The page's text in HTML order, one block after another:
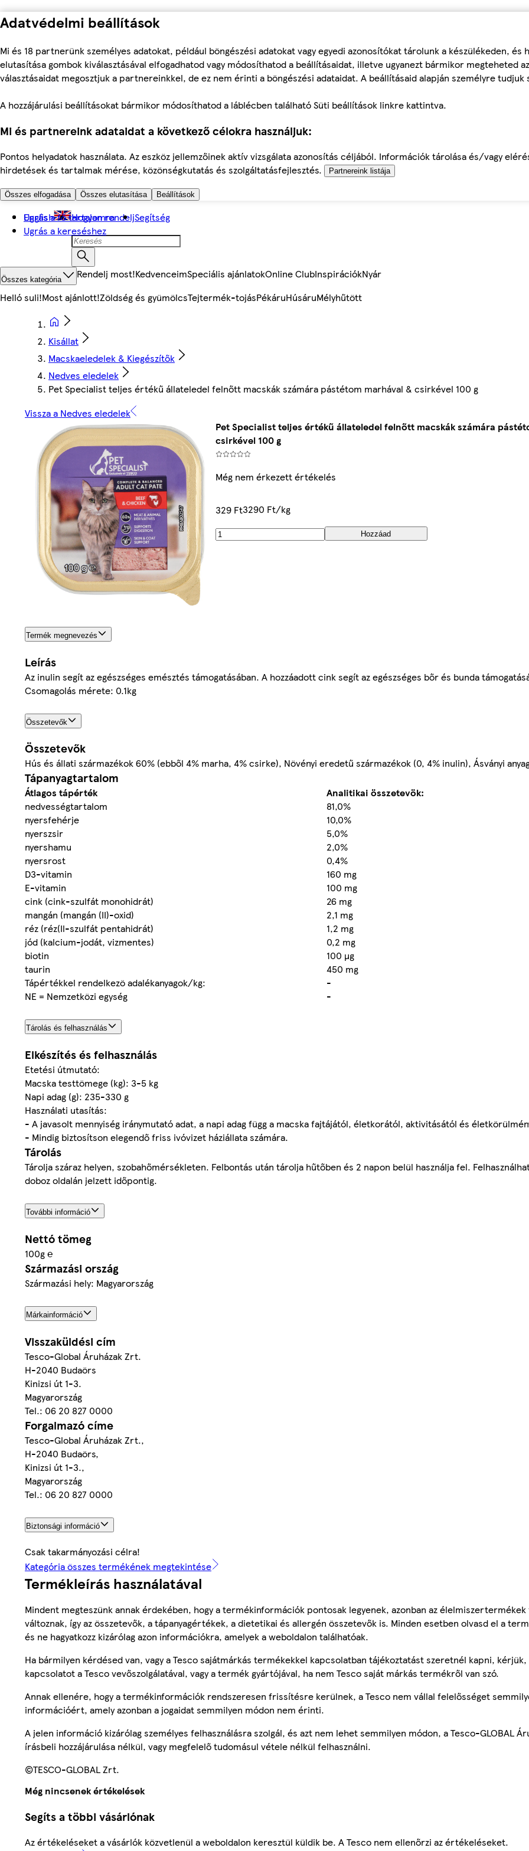
Adatvédelmi beállítások
Mi és 18 partnerünk személyes adatokat, például böngészési adatokat vagy egyedi azonosítókat tárolunk a készülékeden, és
elutasítása gombok kiválasztásával elfogadhatod vagy módosíthatod a beállításaidat, illetve ugyanezt bármikor megteheted az
választásaidat megosztjuk a partnereinkkel, de ez nem érinti a böngészési adataidat. A beállításaid alapján személyre tudjuk
A hozzájárulási beállításokat bármikor módosíthatod a láblécben található Süti beállítások linkre kattintva.
Mi és partnereink adataidat a következő célokra használjuk:
Pontos helyadatok használata. Az eszköz jellemzőinek aktív vizsgálata azonosítás céljából. Információk tárolása és/vagy
hirdetések és tartalmak mérése, közönségkutatás és szolgáltatásfejlesztés.
Partnereink listája
Összes elfogadása Összes elutasítása Beállítások
Ugrás a fő tartalomra
Ugrás a kereséshez
English Hogyan rendeljSegítség
Összes kategória Rendelj most!KedvenceimSpeciális ajánlatokOnline ClubInspirációkNyár
Helló suli!Most ajánlott!Zöldség és gyümölcsTejtermék-tojásPékáruHúsáruMélyhűtött
Kisállat
Macskaeledelek & Kiegészítők
Nedves eledelek
Pet Specialist teljes értékű állateledel felnőtt macskák számára pástétom marhával & csirkével 100 g
Vissza a Nedves eledelek
Pet Specialist teljes értékű állateledel felnőtt macskák számára
csirkével 100 g
Még nem érkezett értékelés
329 Ft3290 Ft/kg
Hozzáad
Termék megnevezés
Leírás
Az inulin segít az egészséges emésztés támogatásában. A hozzáadott cink segít az egészséges bőr és bunda
Csomagolás mérete: 0.1kg
Összetevők
Összetevők
Hús és állati származékok 60% (ebből 4% marha, 4% csirke), Növényi eredetű származékok (0, 4% inulin), Ásványi
Tápanyagtartalom
Átlagos tápérték
Analitikai összetevök:
nedvességtartalom
81,0%
nyersfehérje
10,0%
nyerszsir
5,0%
nyershamu
2,0%
nyersrost
0,4%
D3-vitamin
160 mg
E-vitamin
100 mg
cink (cink-szulfát monohidrát)
26 mg
mangán (mangán (II)-oxid)
2,1 mg
réz (réz(Il-szulfát pentahidrát)
1,2 mg
jód (kalcium-jodát, vizmentes)
0,2 mg
biotin
100 µg
taurin
450 mg
Tápértékkel rendelkezö adalékanyagok/kg:
-
NE = Nemzetközi egység
-
Tárolás és felhasználás
Elkészítés és felhasználás
Etetési útmutató:
Macska testtömege (kg): 3-5 kg
Napi adag (g): 235-330 g
Használati utasítás:
- A javasolt mennyiség iránymutató adat, a napi adag függ a macska fajtájától, életkorától, aktivitásától és
- Mindig biztosítson elegendő friss ivóvizet háziállata számára.
Tárolás
Tárolja száraz helyen, szobahőmérsékleten. Felbontás után tárolja hűtőben és 2 napon belül használja fel.
doboz oldalán jelzett időpontig.
További információ
Nettó tömeg
100g ℮
Származási ország
Származási hely: Magyarország
Márkainformáció
Visszaküldési cím
Tesco-Global Áruházak Zrt.
H-2040 Budaörs
Kinizsi út 1-3.
Magyarország
Tel.: 06 20 827 0000
Forgalmazó címe
Tesco-Global Áruházak Zrt.,
H-2040 Budaörs,
Kinizsi út 1-3.,
Magyarország
Tel.: 06 20 827 0000
Biztonsági információ
Csak takarmányozási célra!
Kategória összes termékének megtekintése
Termékleírás használatával
Mindent megteszünk annak érdekében, hogy a termékinformációk pontosak legyenek, azonban az élelmiszertermékek
változnak, így az összetevők, a tápanyagértékek, a dietetikai és allergén összetevők is. Minden esetben olvasd el a
és ne hagyatkozz kizárólag azon információkra, amelyek a weboldalon találhatóak.
Ha bármilyen kérdésed van, vagy a Tesco sajátmárkás termékekkel kapcsolatban tájékoztatást szeretnél kapni, kérjük,
kapcsolatot a Tesco vevőszolgálatával, vagy a termék gyártójával, ha nem Tesco saját márkás termékről van szó.
Annak ellenére, hogy a termékinformációk rendszeresen frissítésre kerülnek, a Tesco nem vállal felelősséget
információért, amely azonban a jogaidat semmilyen módon nem érinti.
A jelen információ kizárólag személyes felhasználásra szolgál, és azt nem lehet semmilyen módon, a Tesco-GLOBAL
írásbeli hozzájárulása nélkül, vagy megfelelő tudomásul vétele nélkül felhasználni.
©TESCO-GLOBAL Zrt.
Még nincsenek értékelések
Segíts a többi vásárlónak
Az értékeléseket a vásárlók közvetlenül a weboldalon keresztül küldik be. A Tesco nem ellenőrzi az értékeléseket.